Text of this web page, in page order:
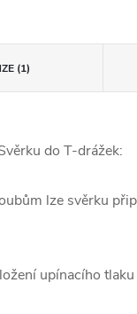
(1)
do T-drážek:
lze svěrku
upínacího